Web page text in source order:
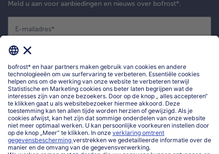
Meld u aan voor aanbiedingen en nieuws over bofrost*.
E-mailadres*
*Ik bevestig dat ik me wil inschrijven voor de bofrost* nieuwsbrief om
exclusieve aanbiedingen, leuke inspiratie en nieuws over bofrost* te
ontvangen. Ik heb kennisgenomen vanprivacyverklaringen dealgemene
voorwaardenvan bofrost*.
Mijn bofrost*